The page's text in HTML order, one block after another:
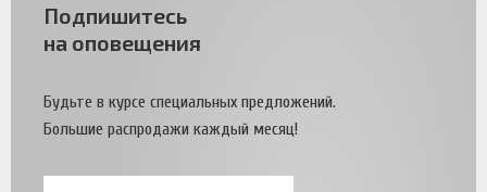
Подпишитесь
на оповещения
Будьте в курсе специальных предложений.
Большие распродажи каждый месяц!